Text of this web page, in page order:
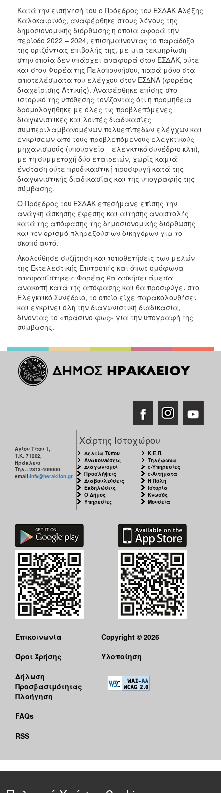
Κατά την εισήγησή του ο Πρόεδρος του ΕΣΔΑΚ Αλέξης
Καλοκαιρινός, αναφέρθηκε στους λόγους της
δημοσιονομικής διόρθωσης η οποία αφορά την
περίοδο 2022 – 2024, επισημαίνοντας το παράδοξο
της οριζόντιας επιβολής της, με μια τεκμηρίωση
στην οποία δεν υπάρχει αναφορά στον ΕΣΔΑΚ, ούτε
και στον Φορέα της Πελοποννήσου, παρά μόνο στα
αποτελέσματα του ελέγχου στον ΕΣΔΝΑ (φορέας
διαχείρισης Αττικής). Αναφέρθηκε επίσης στο
ιστορικό της υπόθεσης τονίζοντας ότι η προμήθεια
δρομολογήθηκε με όλες τις προβλεπόμενες
διαγωνιστικές και λοιπές διαδικασίες
συμπεριλαμβανομένων πολυεπίπεδων ελέγχων και
εγκρίσεων από τους προβλεπόμενους ελεγκτικούς
μηχανισμούς (υπουργείο – ελεγκτικό συνέδριο κλπ),
με τη συμμετοχή δύο εταιρειών, χωρίς καμιά
ένσταση ούτε προδικαστική προσφυγή κατά της
διαγωνιστικής διαδικασίας και της υπογραφής της
σύμβασης.
Ο Πρόεδρος του ΕΣΔΑΚ επεσήμανε επίσης την
ανάγκη άσκησης έφεσης και αίτησης αναστολής
κατά της απόφασης της δημοσιονομικής διόρθωσης
και τον ορισμό πληρεξούσιων δικηγόρων για το
σκοπό αυτό.
Ακολούθησε συζήτηση και τοποθετήσεις των μελών
της Εκτελεστικής Επιτροπής και όπως ομόφωνα
αποφασίστηκε ο Φορέας θα ασκήσει άμεσα
ανακοπή κατά της απόφασης και θα προσφύγει στο
Ελεγκτικό Συνέδριο, το οποίο είχε παρακολουθήσει
και εγκρίνει όλη την διαγωνιστική διαδικασία,
δίνοντας το «πράσινο φως» για την υπογραφή της
σύμβασης.
Αγίου Τίτου 1,
Τ.Κ. 71202,
Ηράκλειο
Τηλ.: 2813-409000
email:info@heraklion.gr
Χάρτης Ιστοχώρου
Δελτία Τύπου
Ανακοινώσεις
Διαγωνισμοί
Προσλήψεις
Διαβουλεύσεις
Εκδηλώσεις
Ο Δήμος
Υπηρεσίες
Κ.Ε.Π.
Τηλέφωνα
e-Υπηρεσίες
e-Αιτήματα
Η Πόλη
Ιστορία
Κνωσός
Μουσεία
Επικοινωνία
Όροι Χρήσης
Δήλωση
Προσβασιμότητας
Πλοήγηση
FAQs
RSS
Copyright © 2026
Υλοποίηση